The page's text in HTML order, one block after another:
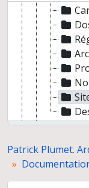
Etudes
Patrick Plumet.